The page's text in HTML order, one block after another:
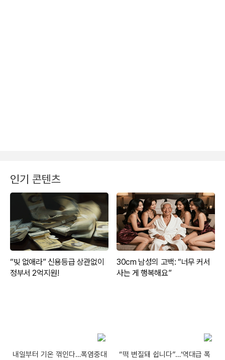
인기 콘텐츠
내일부터 기온 꺾인다…폭염중대
“떡 변질돼 쉽니다”…‘역대급 폭